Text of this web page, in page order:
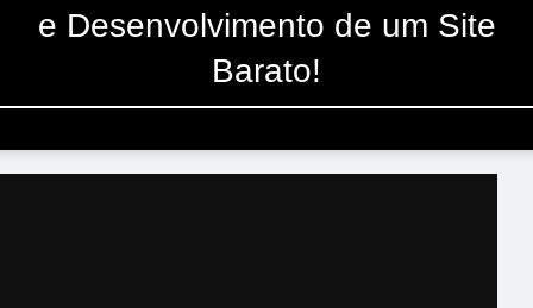
e Desenvolvimento de um Site
Barato!